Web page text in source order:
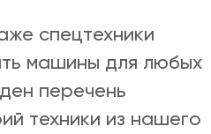
спецтехники
машины для любых
перечень
техники из нашего